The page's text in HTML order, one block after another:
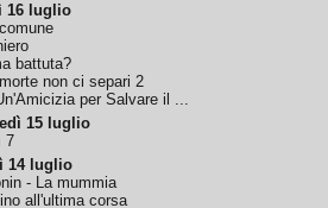
16 luglio
battuta?
non ci separi 2
per Salvare il ...
15 luglio
7
14 luglio
- La mummia
all'ultima corsa